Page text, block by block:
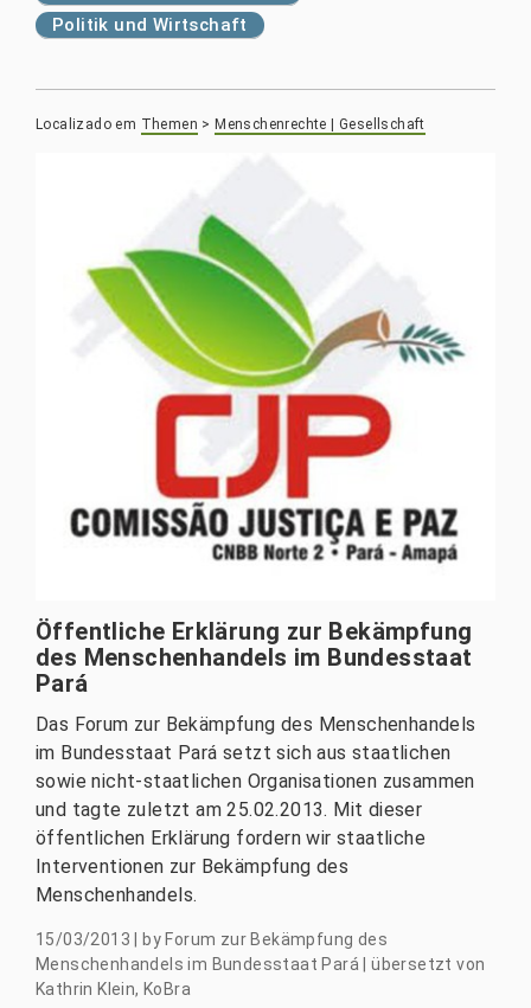
Politik und Wirtschaft
Localizado em Themen > Menschenrechte | Gesellschaft
Öffentliche Erklärung zur Bekämpfung
des Menschenhandels im Bundesstaat
Pará
Das Forum zur Bekämpfung des Menschenhandels
im Bundesstaat Pará setzt sich aus staatlichen
sowie nicht-staatlichen Organisationen zusammen
und tagte zuletzt am 25.02.2013. Mit dieser
öffentlichen Erklärung fordern wir staatliche
Interventionen zur Bekämpfung des
Menschenhandels.
15/03/2013 by Forum zur Bekämpfung des
Menschenhandels im Bundesstaat Pará | übersetzt von
Kathrin Klein, KoBra